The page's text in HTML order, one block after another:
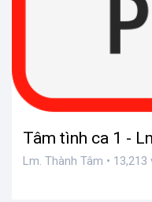
Tâm tình ca 1 -
Lm. Thành Tâm • 13,213